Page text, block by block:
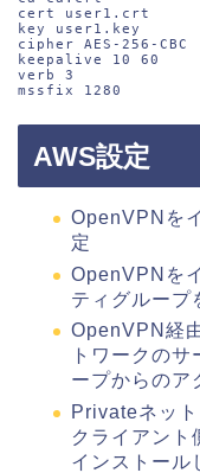
cert user1.crt
key user1.key
cipher AES-256-CBC
keepalive 10 60
verb 3
mssfix 1280
AWS設定
OpenVPNを
定
OpenVPNを
ティグループ
OpenVPN経
トワークの
ープからのア
Privateネッ
クライアント
インストール